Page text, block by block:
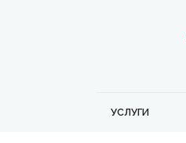
УСЛУГИ